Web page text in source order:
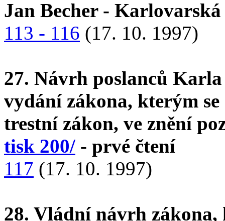
Jan Becher - Karlovarská
113 - 116 (17. 10. 1997)
27. Návrh poslanců
vydání zákona, kterým se
trestní zákon, ve znění
tisk 200/ - prvé čtení
117 (17. 10. 1997)
28. Vládní návrh